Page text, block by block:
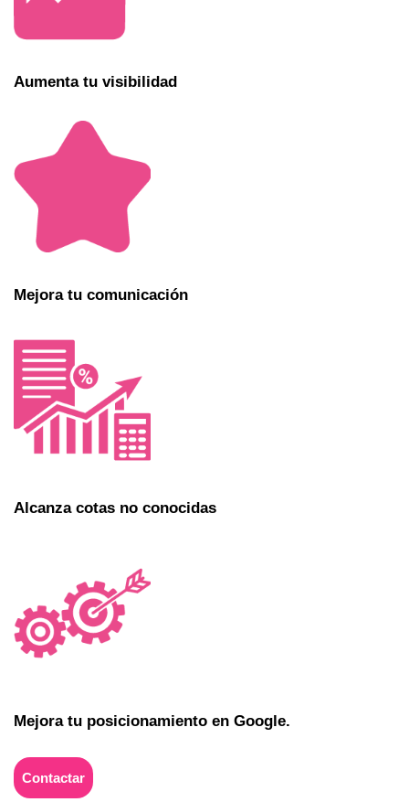
Aumenta tu visibilidad
Mejora tu comunicación
Alcanza cotas no conocidas
Mejora tu posicionamiento en Google.
Contactar